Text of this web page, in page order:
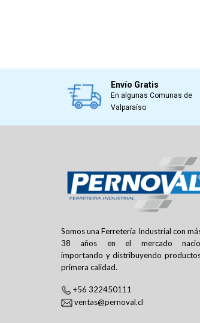
Envío Gratis
En algunas Comunas de
Valparaíso
Somos una Ferretería Industrial con
38 años en el mercado
importando y distribuyendo
primera calidad.
+56 322450111
ventas@pernoval.cl